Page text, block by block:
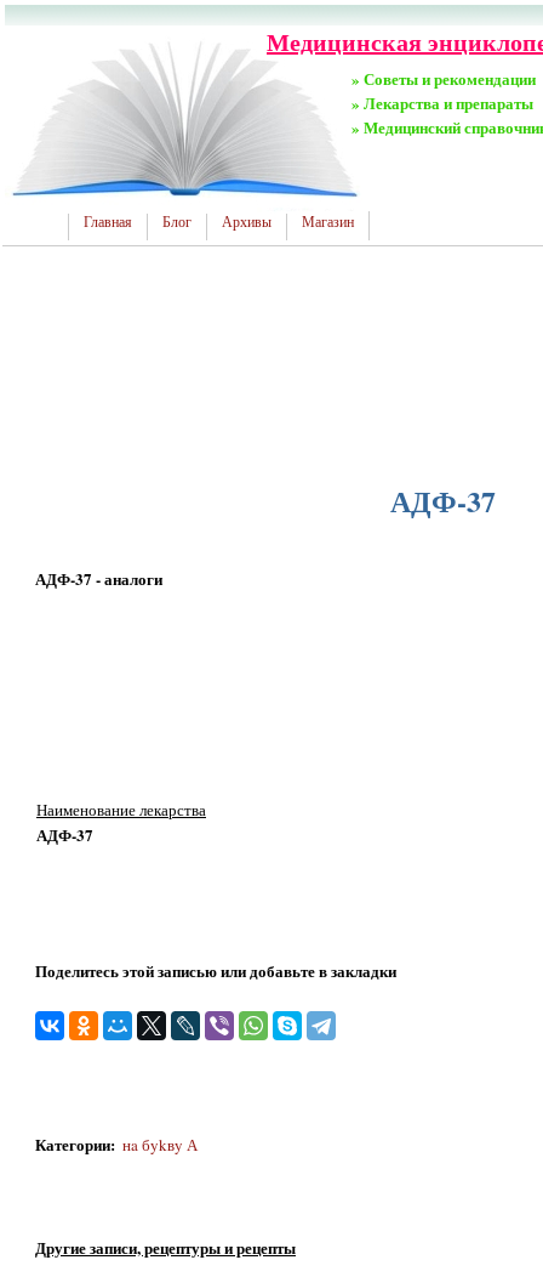
Медицинская
» Советы и рекомендации
» Лекарства и препараты
» Медицинский
Главная Блог Архивы Магазин
АДФ-37
АДФ-37 - аналоги
Наименование лекарства
АДФ-37
Поделитесь этой записью или добавьте в закладки
Категории: нa бykвy А
Другие записи, рецептуры и рецепты